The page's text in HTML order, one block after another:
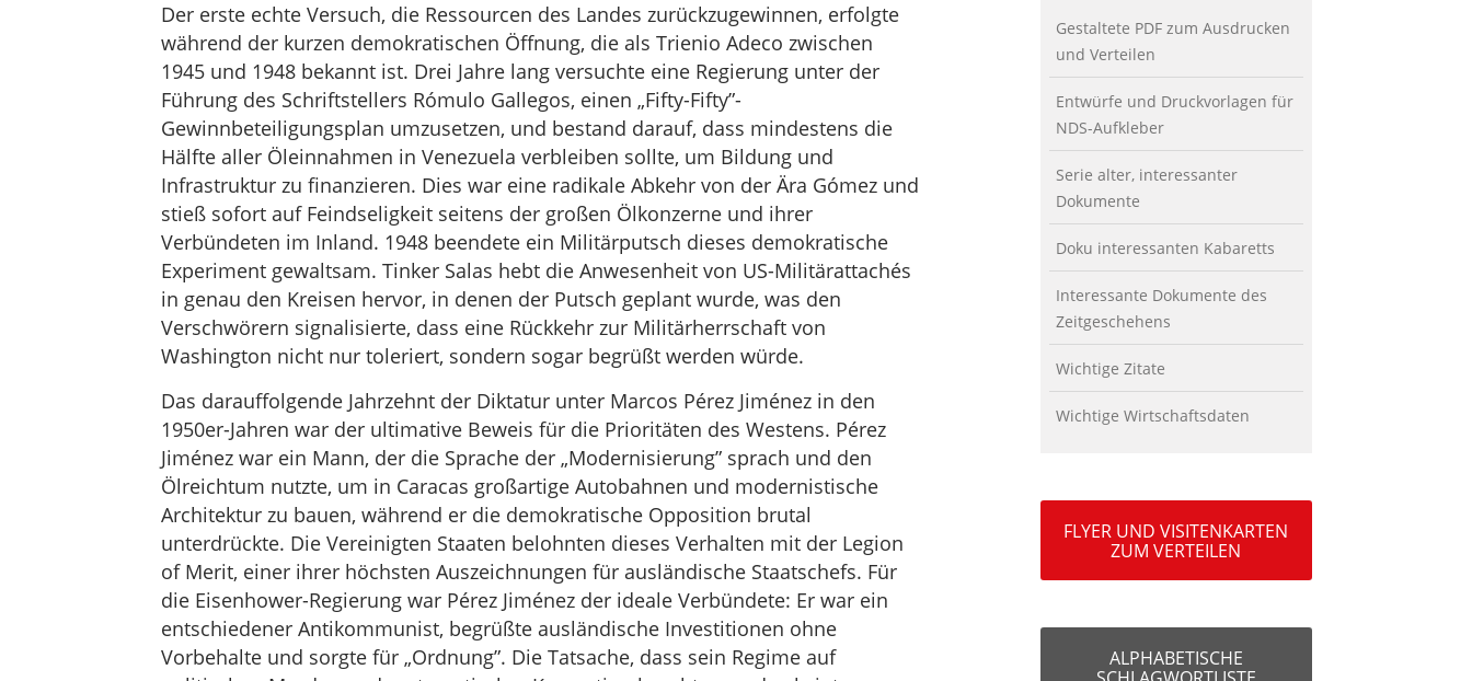
Der erste echte Versuch, die Ressourcen des Landes zurückzugewinnen, erfolgte
während der kurzen demokratischen Öffnung, die als Trienio Adeco zwischen
1945 und 1948 bekannt ist. Drei Jahre lang versuchte eine Regierung unter der
Führung des Schriftstellers Rómulo Gallegos, einen „Fifty-Fifty”-
Gewinnbeteiligungsplan umzusetzen, und bestand darauf, dass mindestens die
Hälfte aller Öleinnahmen in Venezuela verbleiben sollte, um Bildung und
Infrastruktur zu finanzieren. Dies war eine radikale Abkehr von der Ära Gómez und
stieß sofort auf Feindseligkeit seitens der großen Ölkonzerne und ihrer
Verbündeten im Inland. 1948 beendete ein Militärputsch dieses demokratische
Experiment gewaltsam. Tinker Salas hebt die Anwesenheit von US-Militärattachés
in genau den Kreisen hervor, in denen der Putsch geplant wurde, was den
Verschwörern signalisierte, dass eine Rückkehr zur Militärherrschaft von
Washington nicht nur toleriert, sondern sogar begrüßt werden würde.
Das darauffolgende Jahrzehnt der Diktatur unter Marcos Pérez Jiménez in den
1950er-Jahren war der ultimative Beweis für die Prioritäten des Westens. Pérez
Jiménez war ein Mann, der die Sprache der „Modernisierung” sprach und den
Ölreichtum nutzte, um in Caracas großartige Autobahnen und modernistische
Architektur zu bauen, während er die demokratische Opposition brutal
unterdrückte. Die Vereinigten Staaten belohnten dieses Verhalten mit der Legion
of Merit, einer ihrer höchsten Auszeichnungen für ausländische Staatschefs. Für
die Eisenhower-Regierung war Pérez Jiménez der ideale Verbündete: Er war ein
entschiedener Antikommunist, begrüßte ausländische Investitionen ohne
Vorbehalte und sorgte für „Ordnung”. Die Tatsache, dass sein Regime auf
Gestaltete PDF zum Ausdrucken
und Verteilen
Entwürfe und Druckvorlagen für
NDS-Aufkleber
Serie alter, interessanter
Dokumente
Doku interessanten Kabaretts
Interessante Dokumente des
Zeitgeschehens
Wichtige Zitate
Wichtige Wirtschaftsdaten
FLYER UND VISITENKARTEN
ZUM VERTEILEN
ALPHABETISCHE